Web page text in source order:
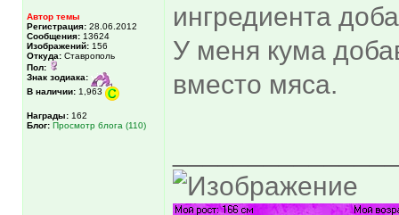
Автор темы
Регистрация: 28.06.2012
Сообщения: 13624
Изображений: 156
Откуда: Ставрополь
Пол:
Знак зодиака:
В наличии: 1,963
Награды: 162
Блог: Просмотр блога (110)
ингредиента
У меня кума
вместо мяса.